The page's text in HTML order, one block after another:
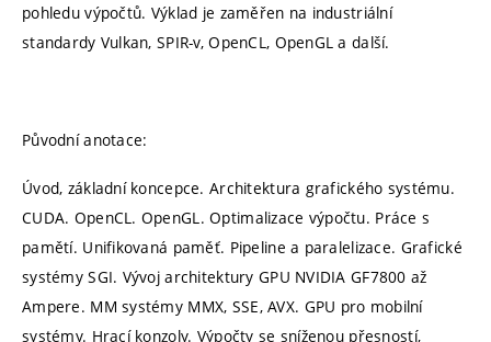
pohledu výpočtů. Výklad je zaměřen na industriální
standardy Vulkan, SPIR-v, OpenCL, OpenGL a další.
Původní anotace:
Úvod, základní koncepce. Architektura grafického systému.
CUDA. OpenCL. OpenGL. Optimalizace výpočtu. Práce s
pamětí. Unifikovaná paměť. Pipeline a paralelizace. Grafické
systémy SGI. Vývoj architektury GPU NVIDIA GF7800 až
Ampere. MM systémy MMX, SSE, AVX. GPU pro mobilní
systémy. Hrací konzoly. Výpočty se sníženou přesností,